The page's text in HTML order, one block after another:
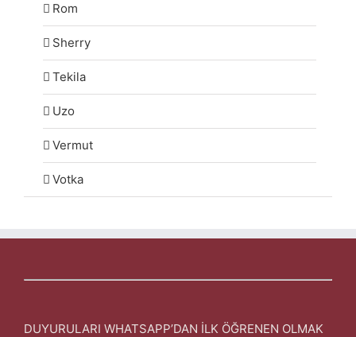
Rom
Sherry
Tekila
Uzo
Vermut
Votka
DUYURULARI WHATSAPP’DAN İLK ÖĞRENEN OLMAK